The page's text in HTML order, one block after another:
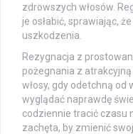
zdrowszych włosów.
je osłabić, sprawiając,
uszkodzenia.
Rezygnacja z
pożegnania z
włosy, gdy odetchną
wyglądać naprawdę
codziennie tracić czasu
zachęta, by zmienić